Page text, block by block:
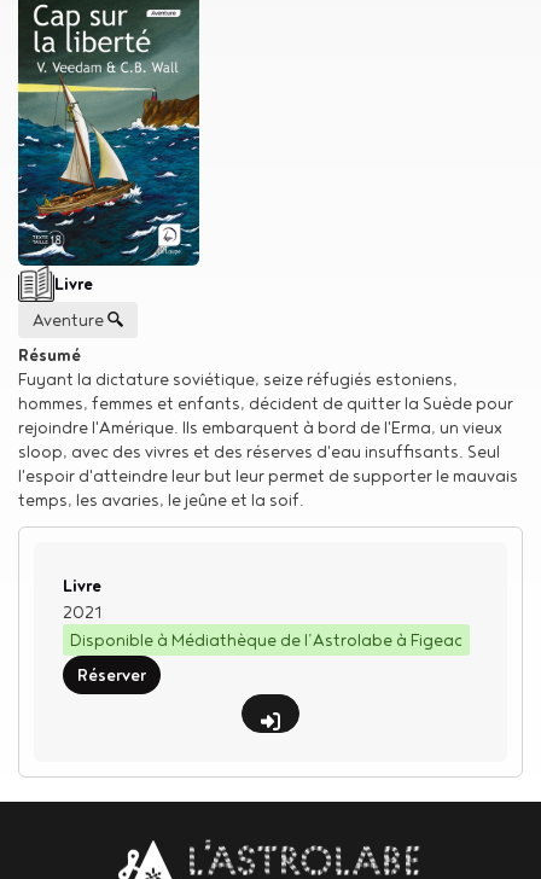
Type de support matériel
Livre
Genre
Aventure
Résumé
Fuyant la dictature soviétique, seize réfugiés estoniens,
hommes, femmes et enfants, décident de quitter la Suède pour
rejoindre l'Amérique. Ils embarquent à bord de l'Erma, un vieux
sloop, avec des vivres et des réserves d'eau insuffisants. Seul
l'espoir d'atteindre leur but leur permet de supporter le mauvais
temps, les avaries, le jeûne et la soif.
Type de support matériel
Livre
2021
Disponible à Médiathèque de l’Astrolabe à Figeac
Réserver